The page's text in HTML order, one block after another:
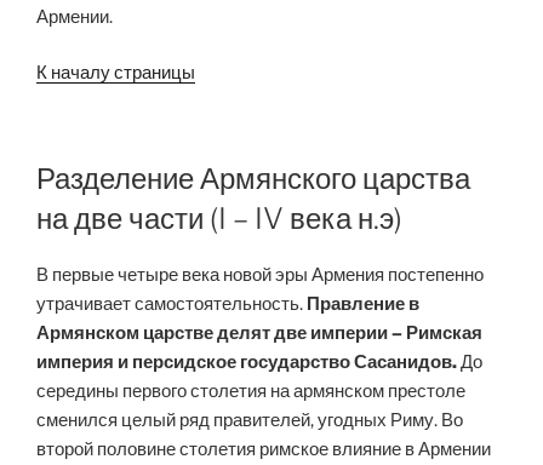
Армении.
К началу страницы
Разделение Армянского царства
на две части (I – IV века н.э)
В первые четыре века новой эры Армения постепенно
утрачивает самостоятельность. Правление в
Армянском царстве делят две империи – Римская
империя и персидское государство Сасанидов.До
середины первого столетия на армянском престоле
сменился целый ряд правителей, угодных Риму. Во
второй половине столетия римское влияние в Армении